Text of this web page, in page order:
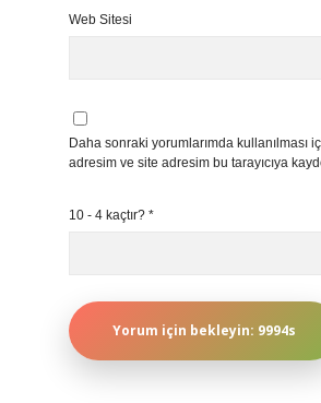
Web Sitesi
Daha sonraki yorumlarımda kullanılması
adresim ve site adresim bu tarayıcıya
10 - 4 kaçtır? *